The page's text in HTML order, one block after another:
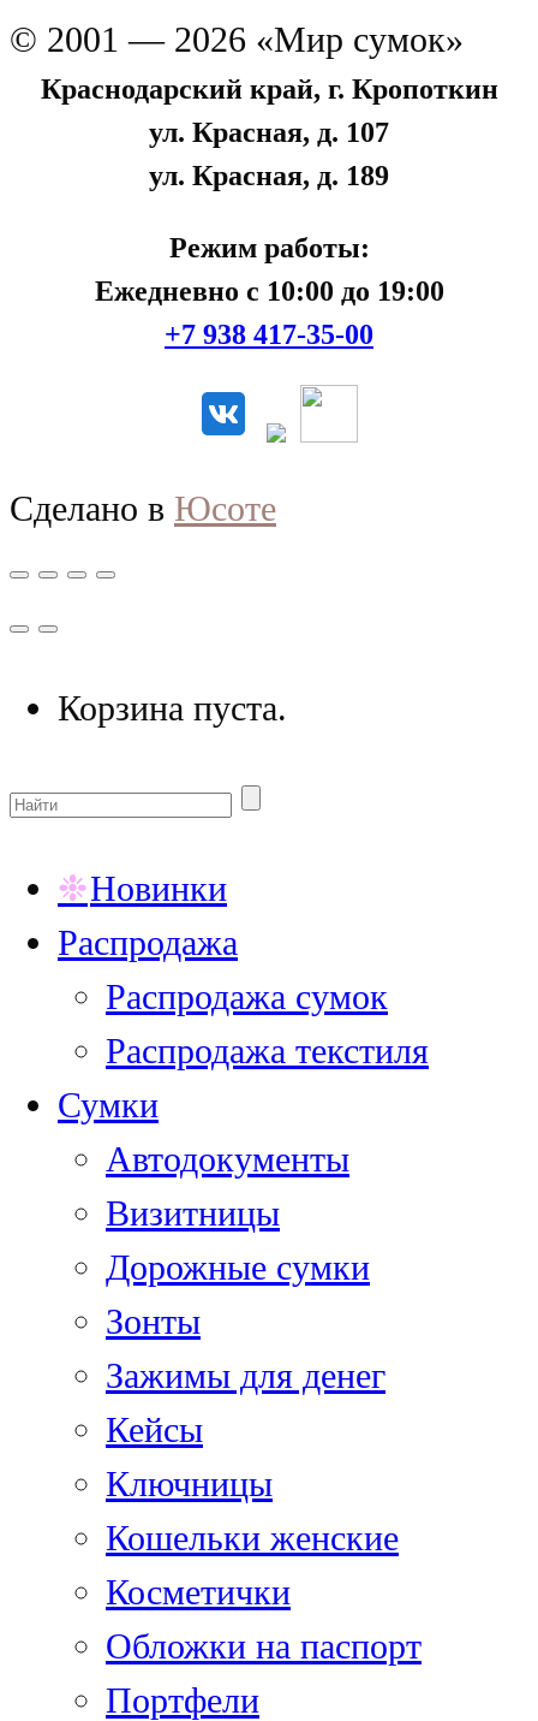
© 2001 — 2026 «Мир сумок»
Краснодарский край, г. Кропоткин
ул. Красная, д. 107
ул. Красная, д. 189
Режим работы:
Ежедневно с 10:00 до 19:00
+7 938 417-35-00
Сделано в Юсоте
Корзина пуста.
Новинки
Распродажа
Распродажа сумок
Распродажа текстиля
Сумки
Автодокументы
Визитницы
Дорожные сумки
Зонты
Зажимы для денег
Кейсы
Ключницы
Кошельки женские
Косметички
Обложки на паспорт
Портфели